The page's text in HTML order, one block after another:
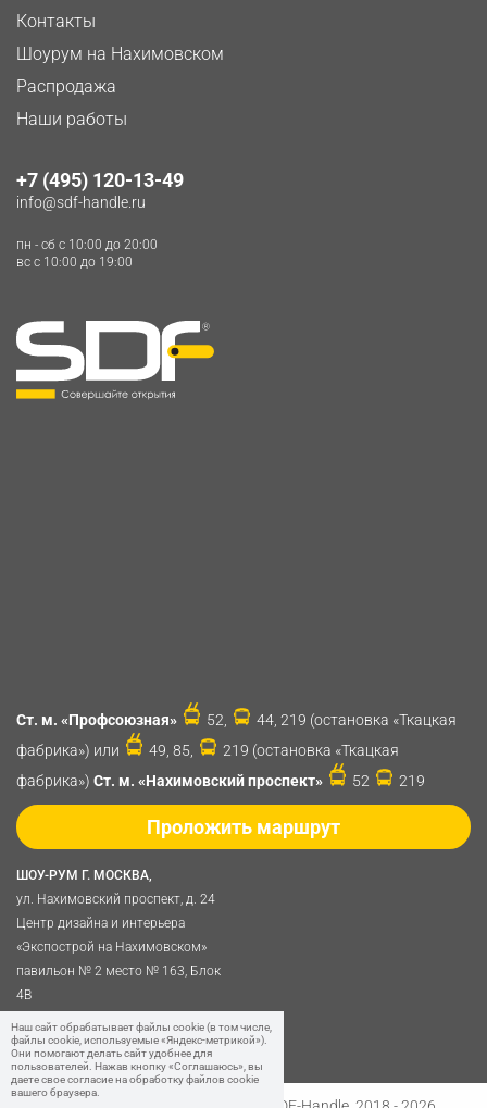
Контакты
Шоурум на Нахимовском
Распродажа
Наши работы
+7 (495) 120-13-49
info@sdf-handle.ru
пн - сб c 10:00 до 20:00
вс c 10:00 до 19:00
ШОУ-РУМ Г. МОСКВА,
ул. Нахимовский проспект, д. 24
Центр дизайна и интерьера
«Экспострой на Нахимовском»
павильон № 2 место № 163, Блок
4B
Политика обработки
персональных данных
Ст. м. «Профсоюзная» 52,
44, 219 (остановка «Ткацкая
фабрика») или
49, 85,
219 (остановка «Ткацкая
фабрика») Ст. м. «Нахимовский проспект» 52 219
Проложить маршрут
Наш сайт обрабатывает файлы cookie (в том числе,
файлы cookie, используемые «Яндекс-метрикой»).
Они помогают делать сайт удобнее для
пользователей. Нажав кнопку «Соглашаюсь», вы
даете свое согласие на обработку файлов cookie
вашего браузера.